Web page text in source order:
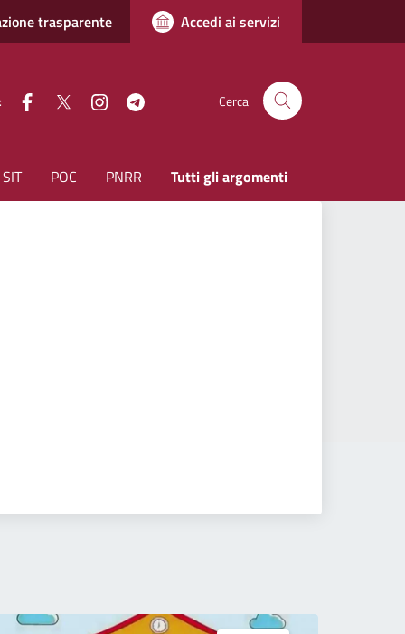
trasparente Accedi ai servizi
facebook
Twitter instagram Cerca
SIT POC PNRR Tutti gli argomenti